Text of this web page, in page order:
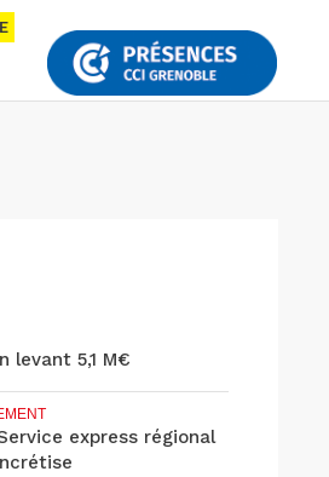
levant 5,1 M€
express régional